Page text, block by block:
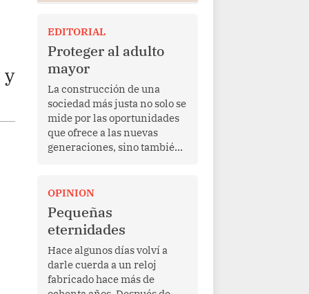
EDITORIAL
Proteger al adulto
mayor
La construcción de una
sociedad más justa no solo se
mide por las oportunidades
que ofrece a las nuevas
generaciones, sino también
de una vida de esfuerzo y
trabajo, afrontan la vejez en
condiciones de
vulnerabilidad. El anuncio
formulado por la presidenta
de la república, Keiko
Fujimori, de incrementar de
OPINION
Pequeñas
eternidades
Hace algunos días volví a
darle cuerda a un reloj
fabricado hace más de